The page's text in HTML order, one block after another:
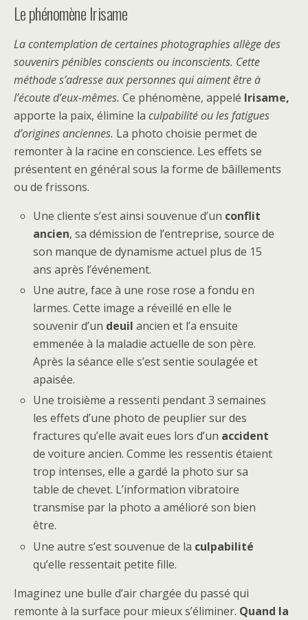
Le phénomène Irisame
La contemplation de certaines photographies allège des
souvenirs pénibles conscients ou inconscients. Cette
méthode s’adresse aux personnes qui aiment être à
l’écoute d’eux-mêmes. Ce phénomène, appelé Irisame,
apporte la paix, élimine la culpabilité ou les fatigues
d’origines anciennes. La photo choisie permet de
remonter à la racine en conscience. Les effets se
présentent en général sous la forme de bâillements
ou de frissons.
Une cliente s’est ainsi souvenue d’un conflit
ancien, sa démission de l’entreprise, source de
son manque de dynamisme actuel plus de 15
ans après l’événement.
Une autre, face à une rose rose a fondu en
larmes. Cette image a réveillé en elle le
souvenir d’un deuil ancien et l’a ensuite
emmenée à la maladie actuelle de son père.
Après la séance elle s’est sentie soulagée et
apaisée.
Une troisième a ressenti pendant 3 semaines
les effets d’une photo de peuplier sur des
fractures qu’elle avait eues lors d’un accident
de voiture ancien. Comme les ressentis étaient
trop intenses, elle a gardé la photo sur sa
table de chevet. L’information vibratoire
transmise par la photo a amélioré son bien
être.
Une autre s’est souvenue de la culpabilité
qu’elle ressentait petite fille.
Imaginez une bulle d’air chargée du passé qui
remonte à la surface pour mieux s’éliminer. Quand la